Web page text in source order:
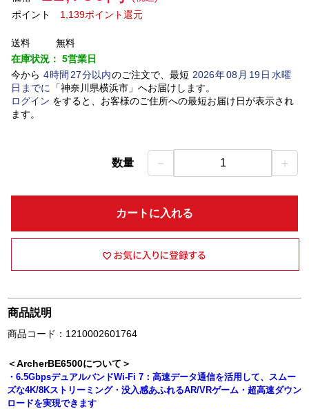
ポイント
1,139ポイント還元
送料
無料
在庫状況： 5営業日
今から 4時間 27分以内のご注文で、最短 2026年08 月 19日水曜
日 までに 「神奈川県横浜市」 へお届けします。
ログイン をすると、お客様のご住所への最短お届け日が表示され
ます。
数量 － 1 ＋
カートに入れる
商品説明
商品コード：1210002601764
＜ArcherBE6500について＞
・6.5GbpsデュアルバンドWi-Fi 7：高速データ通信を活用して、スムー
ズな4K/8Kストリーミング・没入感あふれるAR/VRゲーム・超高速ダウン
ロードを実現できます